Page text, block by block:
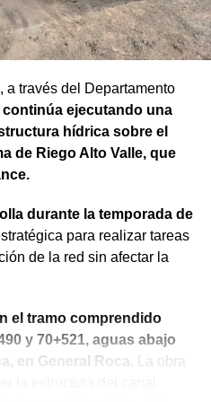
judicial cuando una de
con la acción.
si la demanda ya fue
sido notificada.
aún no se había
que estaban cumplidos
se encuentran
en el artículo 278,
se estableció que las
en formato digital,
del Poder Judicial de Río
, a través del Departamento
continúa ejecutando una
hídrica sobre el
de Riego Alto Valle, que
durante la temporada de
para realizar tareas
de la red sin afectar la
el tramo comprendido
y 70+521, aguas abajo
en General Roca.
La obra